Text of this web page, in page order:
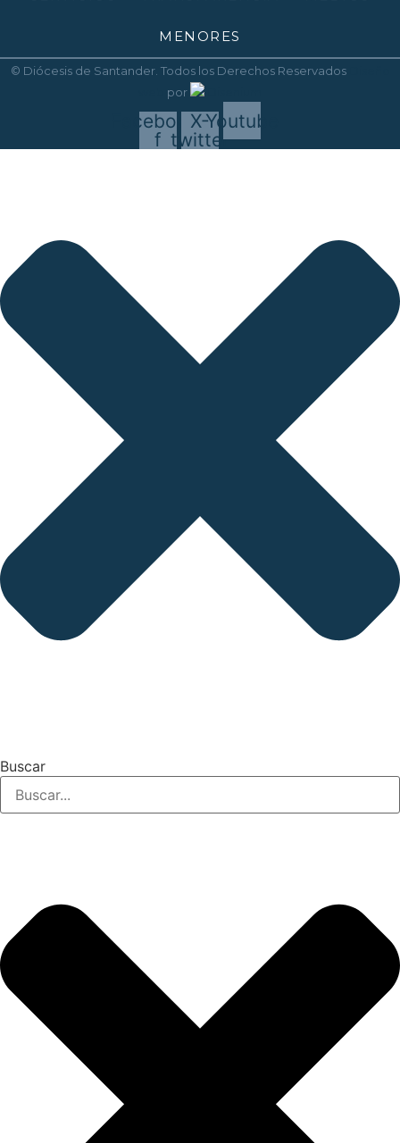
MENORES
© Diócesis de Santander. Todos los Derechos Reservados
por
Facebook-
f
X-
twitter
Youtube
Buscar